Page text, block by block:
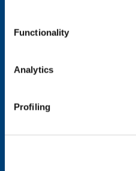
Functionality
Analytics
Profiling
Duurzaamheid
SOL industrie
Metaal productie